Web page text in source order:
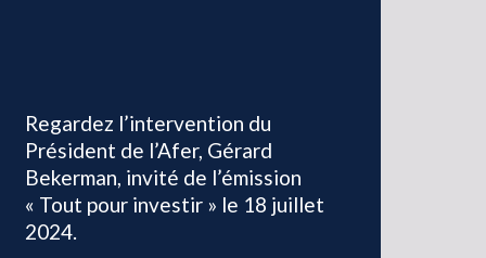
Regardez l’intervention du
Président de l’Afer, Gérard
Bekerman, invité de l’émission
« Tout pour investir » le 18 juillet
2024.